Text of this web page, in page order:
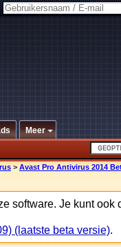
Meer
> Avast Pro Antivirus 2014
software. Je kunt ook
(laatste beta versie).